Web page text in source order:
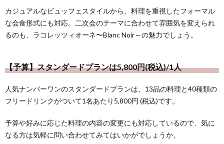
カジュアルなビュッフェスタイルから、料理を重視したフォーマル
な会食形式にも対応。二次会のテーマに合わせて雰囲気を変えられ
るのも、ラコレッツィオーネ〜Blanc Noir～の魅力でしょう。
【予算】スタンダードプランは5,800円(税込)/1人
人気ナンバーワンのスタンダードプランは、13品の料理と40種類の
フリードリンクがついて1名あたり5,800円 (税込)です。
予算や好みに応じた料理の内容の変更にも対応しているので、気に
なる方は気軽に問い合わせてみてはいかがでしょうか。